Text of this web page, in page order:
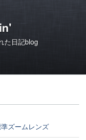
た日記blog
ズームレンズ